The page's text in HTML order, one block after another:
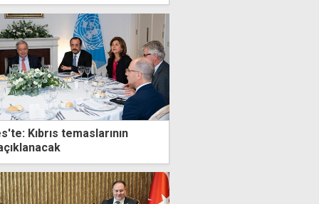
Kıbrıs temaslarının